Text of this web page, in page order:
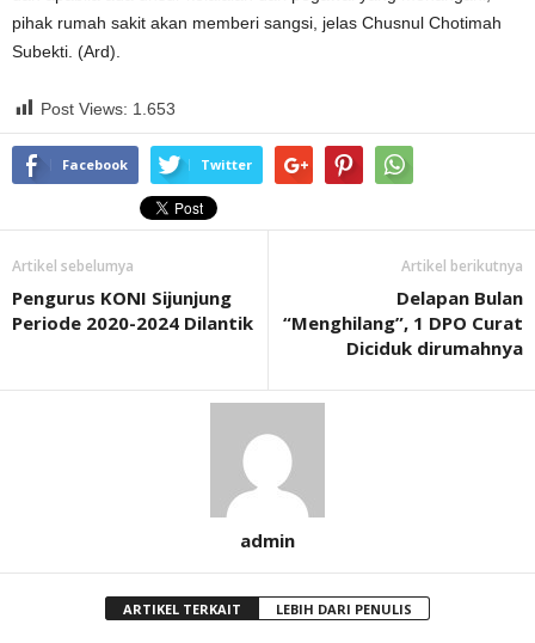
pihak rumah sakit akan memberi sangsi, jelas Chusnul Chotimah
Subekti. (Ard).
Post Views: 1.653
Facebook Twitter
Artikel sebelumya
Pengurus KONI Sijunjung
Periode 2020-2024 Dilantik
Artikel berikutnya
Delapan Bulan
“Menghilang”, 1 DPO Curat
Diciduk dirumahnya
admin
ARTIKEL TERKAIT LEBIH DARI PENULIS